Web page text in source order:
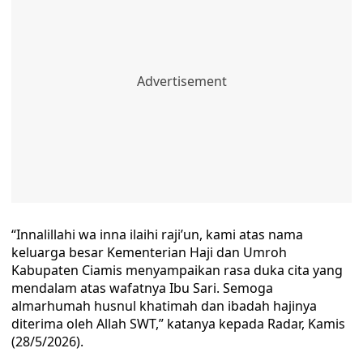
“Innalillahi wa inna ilaihi raji’un, kami atas nama
keluarga besar Kementerian Haji dan Umroh
Kabupaten Ciamis menyampaikan rasa duka cita yang
mendalam atas wafatnya Ibu Sari. Semoga
almarhumah husnul khatimah dan ibadah hajinya
diterima oleh Allah SWT,” katanya kepada Radar, Kamis
(28/5/2026).